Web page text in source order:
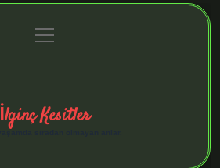
Gizlilik Politikası
menüyü
aç
İlginç Kesitler